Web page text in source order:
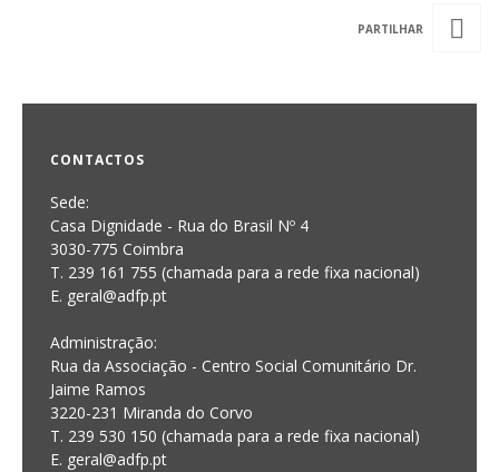
CONTACTOS
Sede:
Casa Dignidade - Rua do Brasil Nº 4
3030-775 Coimbra
T. 239 161 755 (chamada para a rede fixa nacional)
E. geral@adfp.pt
Administração:
Rua da Associação - Centro Social Comunitário Dr.
Jaime Ramos
3220-231 Miranda do Corvo
T. 239 530 150 (chamada para a rede fixa nacional)
E. geral@adfp.pt